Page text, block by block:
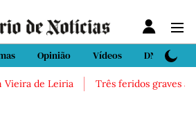
Opinião Vídeos DN Sport
de Leiria Três feridos graves